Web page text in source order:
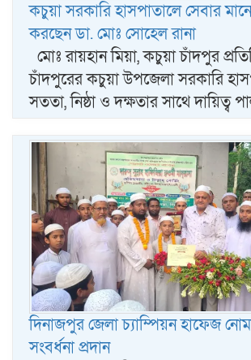
কচুয়া সরকারি হাসপাতালে সেবার
করছেন ডা. মোঃ সোহেল রানা
মোঃ রায়হান মিয়া, কচুয়া চাঁদপুর
চাঁদপুরের কচুয়া উপজেলা সরকারি
সততা, নিষ্ঠা ও দক্ষতার সাথে দায়িত্ব
দিনাজপুর জেলা চ্যাম্পিয়ন হাফেজ
সংবর্ধনা প্রদান